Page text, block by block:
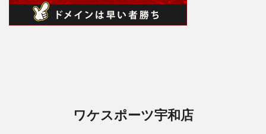
ワケスポーツ宇和店